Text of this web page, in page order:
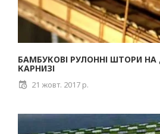
БАМБУКОВІ РУЛОННІ ШТОРИ
КАРНИЗІ
21 жовт. 2017 р.